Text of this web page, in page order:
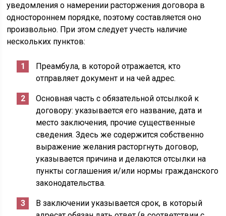
уведомления о намерении расторжения договора в
одностороннем порядке, поэтому составляется оно
произвольно. При этом следует учесть наличие
нескольких пунктов:
Преамбула, в которой отражается, кто
отправляет документ и на чей адрес.
Основная часть с обязательной отсылкой к
договору: указывается его название, дата и
место заключения, прочие существенные
сведения. Здесь же содержится собственно
выражение желания расторгнуть договор,
указывается причина и делаются отсылки на
пункты соглашения и/или нормы гражданского
законодательства.
В заключении указывается срок, в который